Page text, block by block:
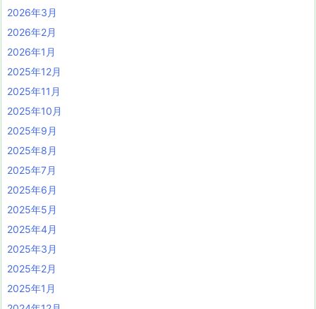
2026年3月
2026年2月
2026年1月
2025年12月
2025年11月
2025年10月
2025年9月
2025年8月
2025年7月
2025年6月
2025年5月
2025年4月
2025年3月
2025年2月
2025年1月